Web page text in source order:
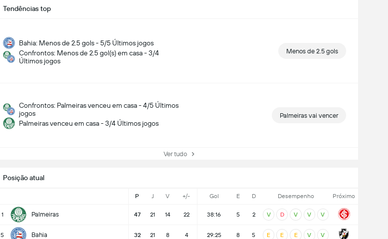
Tendências top
Bahia: Menos de 2.5 gols - 5/5 Últimos jogos
Confrontos: Menos de 2.5 gol(s) em casa - 3/4
Últimos jogos
Menos de 2.5 gols
Confrontos: Palmeiras venceu em casa - 4/5 Últimos
jogos
Palmeiras venceu em casa - 3/4 Últimos jogos
Palmeiras vai vencer
Ver tudo
Posição atual
P J V +/- Gol E D Desempenho Próximo
1 Palmeiras 47 21 14 22 38:16 5 2 V D V V V
5 Bahia 32 21 8 4 29:25 8 5 E E E V V